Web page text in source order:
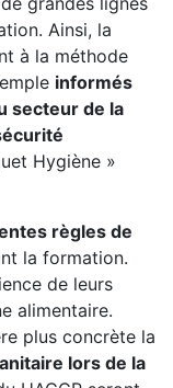
Ainsi, la
à la méthode
informés
secteur de la
Hygiène »
règles de
la formation.
de leurs
alimentaire.
plus concrète la
lors de la